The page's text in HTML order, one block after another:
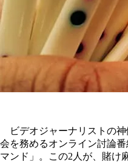
ビデオジャーナリストの神
会を務めるオンライン討論
マンド」。この2人が、賭け